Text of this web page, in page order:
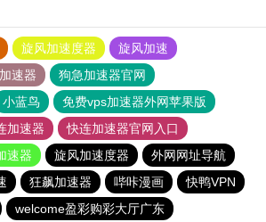
旋风加速度器
旋风加速
速器
狗急加速器官网
小蓝鸟
免费vps加速器外网苹果版
加速器
快连加速器官网入口
速器 旋风加速度器
外网网址导航
狂飙加速器 哔咔漫画
快鸭VPN
welcome盈彩购彩大厅广东